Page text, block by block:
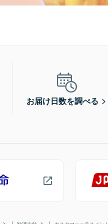
お届け日数を調べる